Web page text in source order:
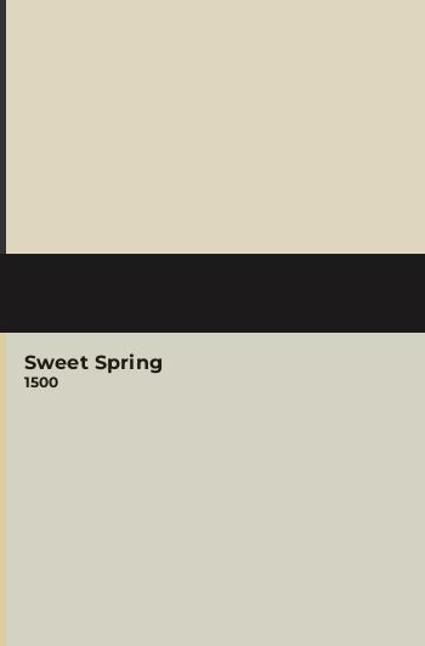
Sweet Spring
1500